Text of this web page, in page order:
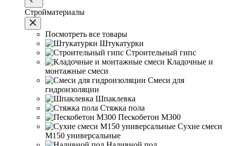
Стройматериалы
Посмотреть все товары
Штукатурки
Строительный гипс
Кладочные и
монтажные смеси
Смеси для
гидроизоляции
Шпаклевка
Стяжка пола
Пескобетон М300
Сухие смеси
М150 универсальные